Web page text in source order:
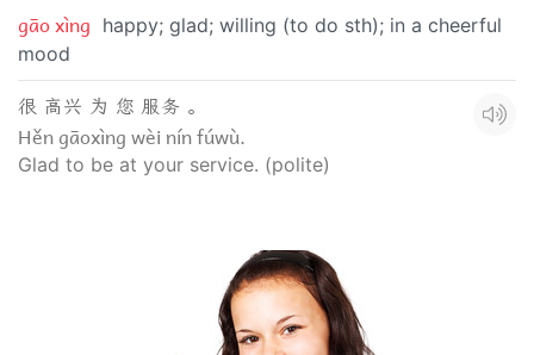
gāo xìng happy; glad; willing (to do sth); in a cheerful
mood
很 高兴 为 您 服务 。
Hěn gāoxìng wèi nín fúwù.
Glad to be at your service. (polite)